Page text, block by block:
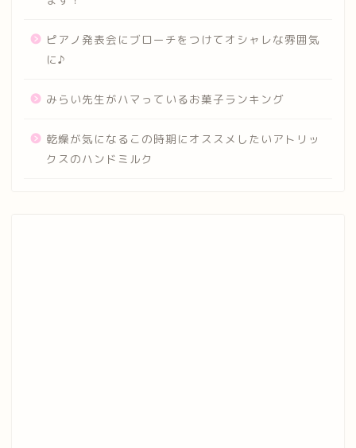
ピアノ発表会にブローチをつけてオシャレな雰囲気
に♪
みらい先生がハマっているお菓子ランキング
乾燥が気になるこの時期にオススメしたいアトリッ
クスのハンドミルク